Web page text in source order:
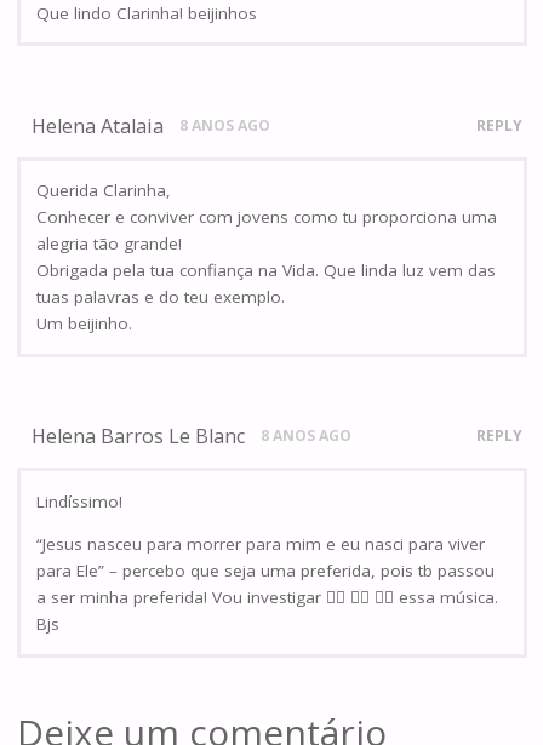
Que lindo Clarinha! beijinhos
Helena Atalaia 8 ANOS AGO REPLY
Querida Clarinha,
Conhecer e conviver com jovens como tu proporciona uma
alegria tão grande!
Obrigada pela tua confiança na Vida. Que linda luz vem das
tuas palavras e do teu exemplo.
Um beijinho.
Helena Barros Le Blanc 8 ANOS AGO REPLY
Lindíssimo!
“Jesus nasceu para morrer para mim e eu nasci para viver
para Ele” – percebo que seja uma preferida, pois tb passou
a ser minha preferida! Vou investigar 🕵️‍♀️ 🕵️‍♀️ 🕵️‍♀️ essa música.
Bjs
Deixe um comentário